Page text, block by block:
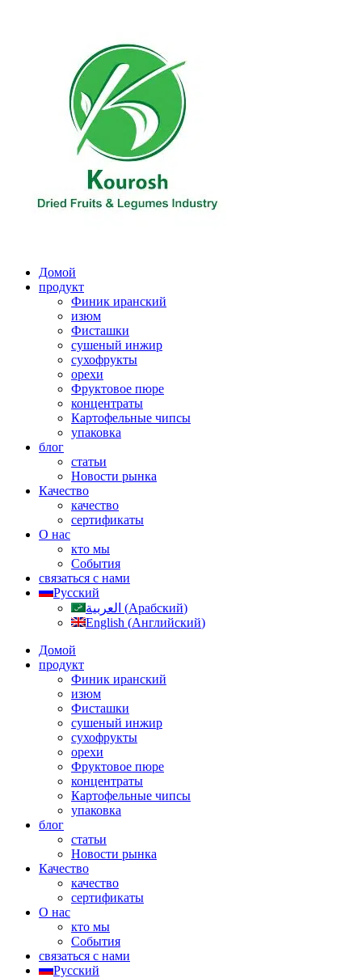
Домой
продукт
Финик иранский
изюм
Фисташки
сушеный инжир
сухофрукты
орехи
Фруктовое пюре
концентраты
Картофельные чипсы
упаковка
блог
статьи
Новости рынка
Качество
качество
сертификаты
О нас
кто мы
События
связаться с нами
Русский
العربية (Арабский)
English (Английский)
Домой
продукт
Финик иранский
изюм
Фисташки
сушеный инжир
сухофрукты
орехи
Фруктовое пюре
концентраты
Картофельные чипсы
упаковка
блог
статьи
Новости рынка
Качество
качество
сертификаты
О нас
кто мы
События
связаться с нами
Русский